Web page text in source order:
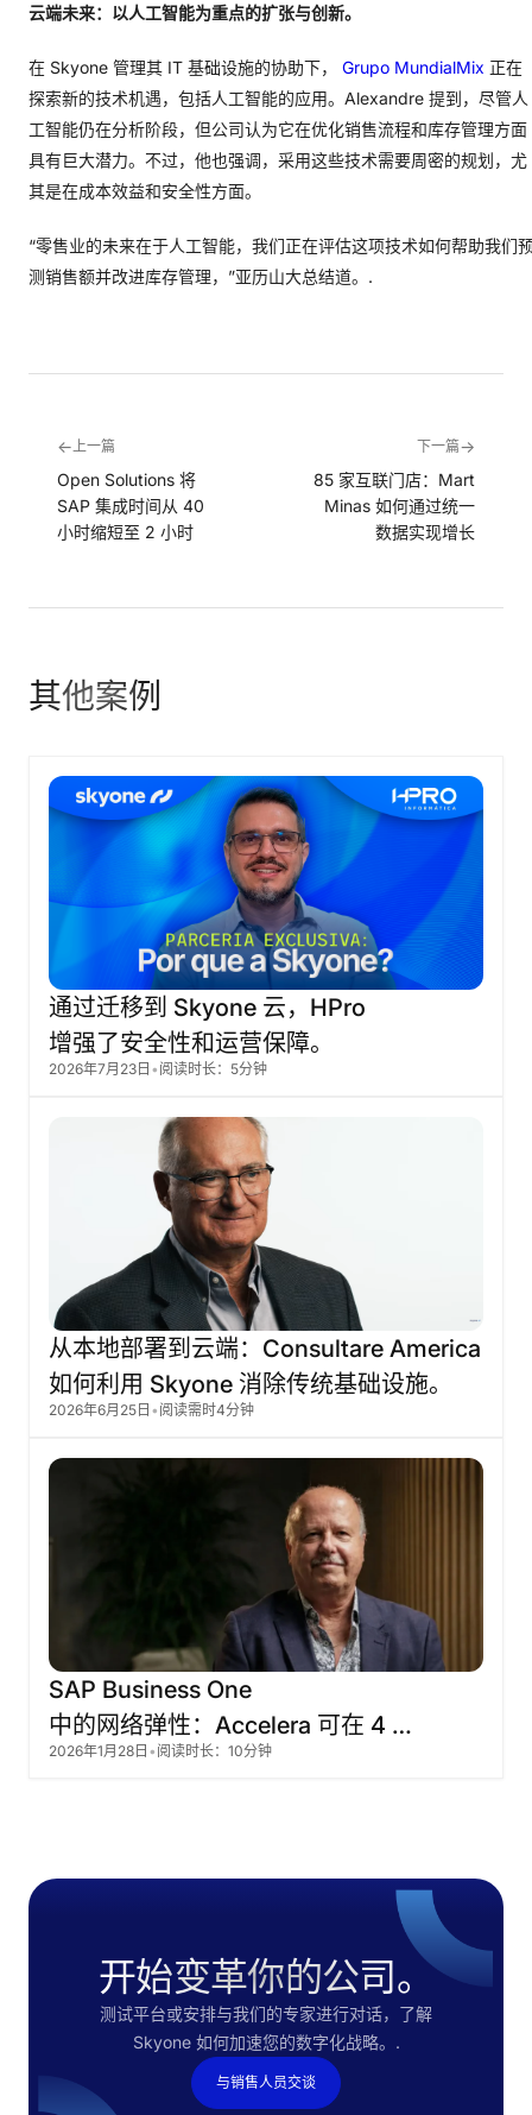
云端未来：以人工智能为重点的扩张与创新。
在 Skyone 管理其 IT 基础设施的协助下， Grupo MundialMix 正在
探索新的技术机遇，包括人工智能的应用。Alexandre 提到，尽管人
工智能仍在分析阶段，但公司认为它在优化销售流程和库存管理方面
具有巨大潜力。不过，他也强调，采用这些技术需要周密的规划，尤
其是在成本效益和安全性方面。
“零售业的未来在于人工智能，我们正在评估这项技术如何帮助我们
测销售额并改进库存管理，”亚历山大总结道。.
←上一篇
Open Solutions 将
SAP 集成时间从 40
小时缩短至 2 小时
下一篇→
85 家互联门店：Mart
Minas 如何通过统一
数据实现增长
其他案例
通过迁移到 Skyone 云，HPro
增强了安全性和运营保障。
2026年7月23日 • 阅读时长：5分钟
从本地部署到云端：Consultare America
如何利用 Skyone 消除传统基础设施。
2026年6月25日 • 阅读需时4分钟
SAP Business One
中的网络弹性：Accelera 可在 4
小时内恢复运营。
2026年1月28日 • 阅读时长：10分钟
开始变革你的公司。
测试平台或安排与我们的专家进行对话，了解
Skyone 如何加速您的数字化战略。.
与销售人员交谈